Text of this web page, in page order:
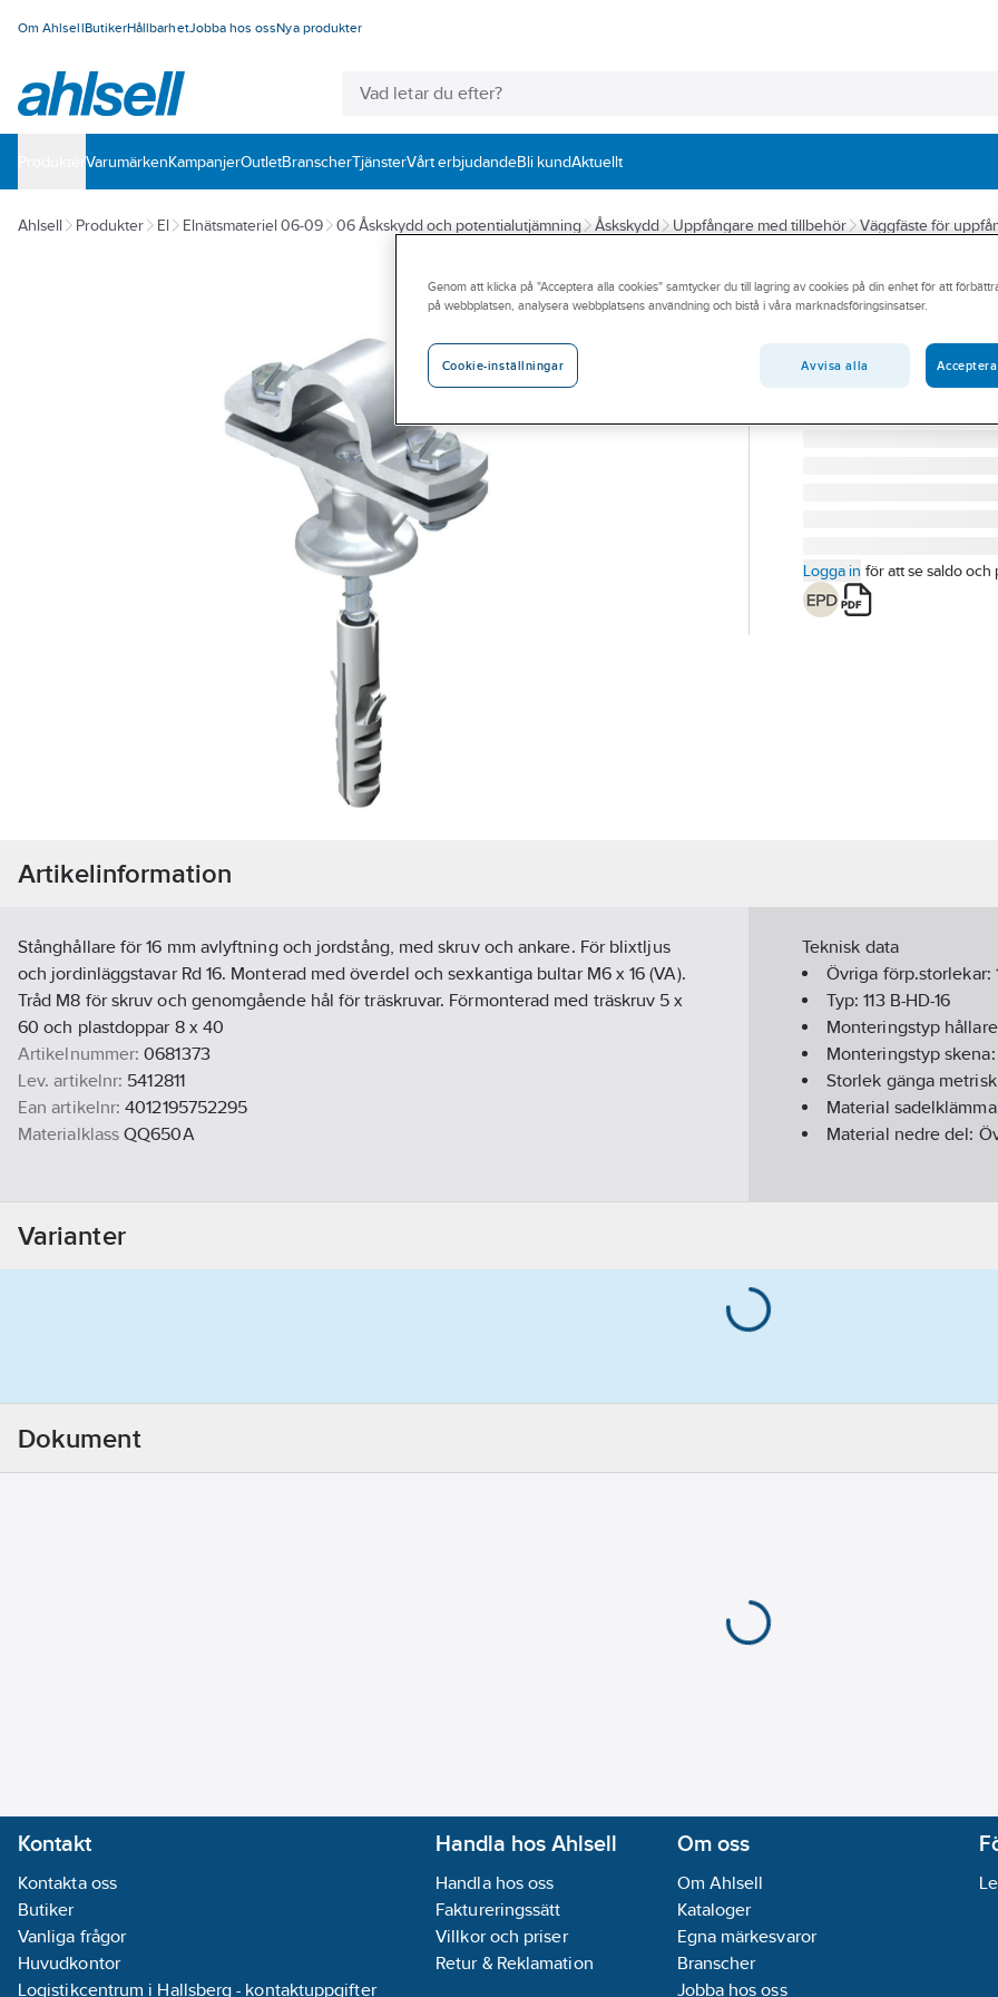
Om AhlsellButikerHållbarhetJobba hos ossNya produkter
VarumärkenKampanjerOutletBranscherTjänsterVårt erbjudandeBli kundAktuellt
Ahlsell Produkter El Elnätsmateriel 06-09 06 Åskskydd och potentialutjämning Åskskydd Uppfångare med tillbehör Väggfäste för
OBO BETTERMANN
Sidofäste med
montage på
FÄSTE FÖR
Logga in för att se saldo och
Artikelinformation
Stånghållare för 16 mm avlyftning och jordstång, med skruv och ankare. För blixtljus
och jordinläggstavar Rd 16. Monterad med överdel och sexkantiga bultar M6 x 16 (VA).
Tråd M8 för skruv och genomgående hål för träskruvar. Förmonterad med träskruv 5 x
60 och plastdoppar 8 x 40
Artikelnummer: 0681373
Lev. artikelnr: 5412811
Ean artikelnr: 4012195752295
Materialklass QQ650A
Teknisk data
Övriga förp.storlekar:
Typ:113 B-HD-16
Monteringstyp
Monteringstyp skena:
Storlek gänga
Material
Material nedre del:
Varianter
Dokument
Kontakt
Kontakta oss
Butiker
Vanliga frågor
Huvudkontor
Logistikcentrum i Hallsberg - kontaktuppgifter
Handla hos Ahlsell
Handla hos oss
Faktureringssätt
Villkor och priser
Retur & Reklamation
Om oss
Om Ahlsell
Kataloger
Egna märkesvaror
Branscher
Jobba hos oss
Genom att klicka på "Acceptera alla cookies" samtycker du till lagring av cookies på din enhet för att
på webbplatsen, analysera webbplatsens användning och bistå i våra marknadsföringsinsatser.
Cookie-inställningar Avvisa alla